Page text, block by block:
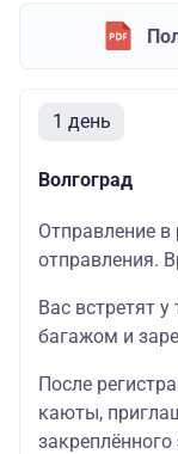
1 день
Волгоград
Отправление в
отправления.
Вас встретят
багажом и
После
каюты,